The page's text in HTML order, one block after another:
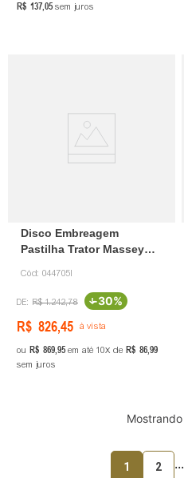
R$ 137,05 sem juros
Disco Embreagem
Pastilha Trator Massey
Cód: 044705I
R$ 1.242,78 -30%
R$ 826,45 à vista
ou R$ 869,95 em até 10 de R$ 86,99
sem juros
Mostrando
1 2 ...